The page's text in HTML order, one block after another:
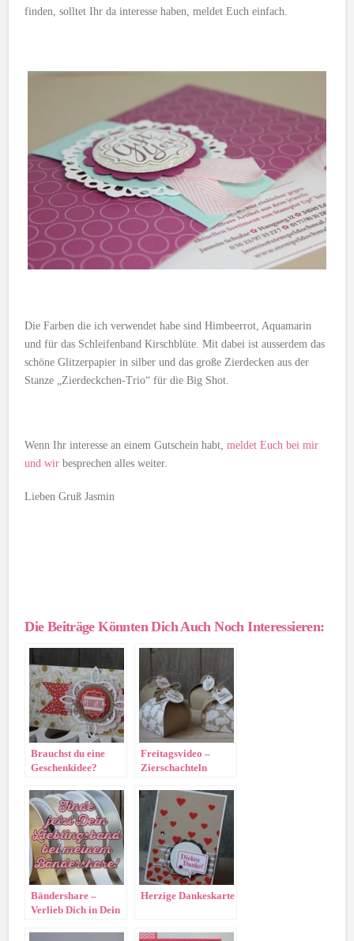
finden, solltet Ihr da interesse haben, meldet Euch einfach.
Die Farben die ich verwendet habe sind Himbeerrot, Aquamarin
und für das Schleifenband Kirschblüte. Mit dabei ist ausserdem das
schöne Glitzerpapier in silber und das große Zierdecken aus der
Stanze „Zierdeckchen-Trio“ für die Big Shot.
Wenn Ihr interesse an einem Gutschein habt,meldet Euch bei mir
und wirbesprechen alles weiter.
Lieben Gruß Jasmin
Die Beiträge Könnten Dich Auch Noch Interessieren:
Brauchst du eine
Geschenkidee?
Freitagsvideo –
Zierschachteln
Bändershare –
Verlieb Dich in Dein
Herzige Dankeskarte